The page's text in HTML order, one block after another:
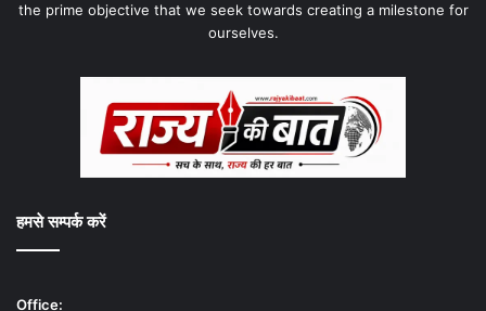
the prime objective that we seek towards creating a milestone for
ourselves.
हमसे सम्पर्क करें
Office: